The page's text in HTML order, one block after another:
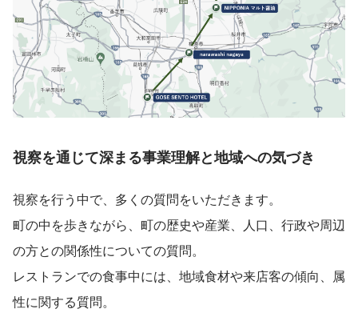
視察を通じて深まる事業理解と地域への気づき
視察を行う中で、多くの質問をいただきます。
町の中を歩きながら、町の歴史や産業、人口、行政や周辺
の方との関係性についての質問。
レストランでの食事中には、地域食材や来店客の傾向、属
性に関する質問。